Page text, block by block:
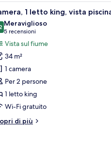
una scrivania con una Una
8 1 letto king, vista
su 10
Meraviglioso
5 recensioni
(5
recensioni)
Vista sul fiume
34 m²
1 camera
Per 2 persone
1 letto king
Wi-Fi gratuito
di più